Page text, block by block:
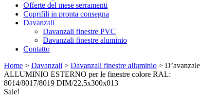
Offerte del mese serramenti
Coprifili in pronta consegna
Davanzali
Davanzali finestre PVC
Davanzali finestre aluminio
Contatto
Home > Davanzali > Davanzali finestre alluminio > D’avanzale
ALLUMINIO ESTERNO per le finestre colore RAL:
8014/8017/8019 DIM/22,5x300x013
Sale!